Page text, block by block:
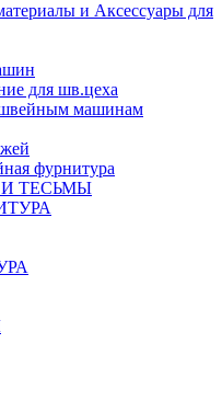
и Аксессуары для
для шв.цеха
машинам
фурнитура
ТЕСЬМЫ